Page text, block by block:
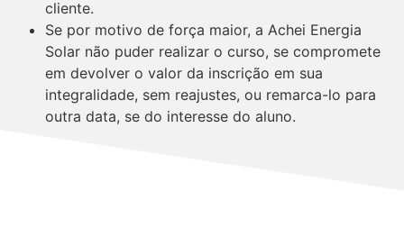
cliente.
Se por motivo de força maior, a Achei Energia
Solar não puder realizar o curso, se compromete
em devolver o valor da inscrição em sua
integralidade, sem reajustes, ou remarca-lo para
outra data, se do interesse do aluno.